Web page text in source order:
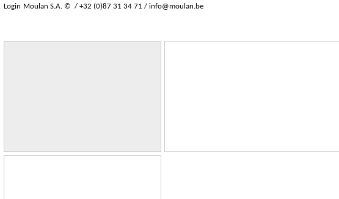
Login Moulan S.A. © / +32 (0)87 31 34 71 / info@moulan.be